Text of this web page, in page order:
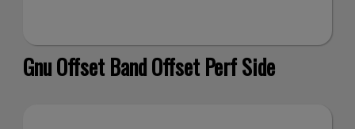
Gnu Offset Band Offset Perf Side